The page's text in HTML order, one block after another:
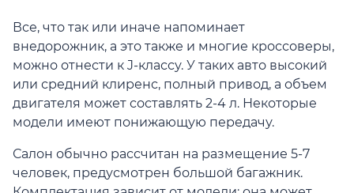
Все, что так или иначе напоминает
внедорожник, а это также и многие кроссоверы,
можно отнести к J-классу. У таких авто высокий
или средний клиренс, полный привод, а объем
двигателя может составлять 2-4 л. Некоторые
модели имеют понижающую передачу.
Салон обычно рассчитан на размещение 5-7
человек, предусмотрен большой багажник.